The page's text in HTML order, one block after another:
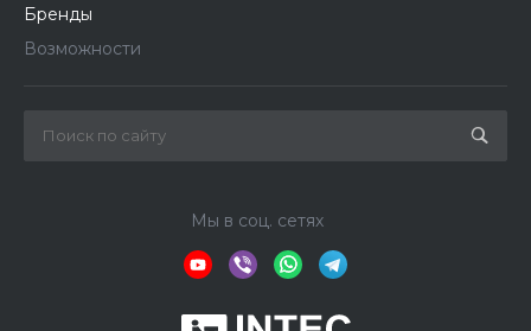
Бренды
Возможности
Мы в соц. сетях